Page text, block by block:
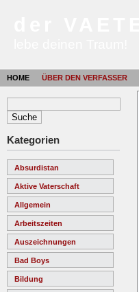
HOME ÜBER DEN VERFASSER
Kategorien
Absurdistan
Aktive Vaterschaft
Allgemein
Arbeitszeiten
Auszeichnungen
Bad Boys
Bildung